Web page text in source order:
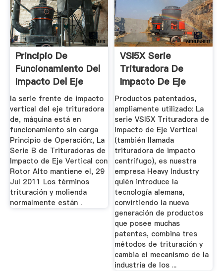
Principio De
Funcionamiento Del
Impacto Del Eje
Vertical
la serie frente de impacto
vertical del eje trituradora
de, máquina está en
funcionamiento sin carga
Principio de Operación:, La
Serie B de Trituradoras de
Impacto de Eje Vertical con
Rotor Alto mantiene el, 29
Jul 2011 Los términos
trituración y molienda
normalmente están .
VSI5X Serie
Trituradora De
Impacto De Eje
Vertical
Productos patentados,
ampliamente utilizado: La
serie VSI5X Trituradora de
Impacto de Eje Vertical
(también llamada
trituradora de impacto
centrífugo), es nuestra
empresa Heavy Industry
quién introduce la
tecnología alemana,
convirtiendo la nueva
generación de productos
que posee muchas
patentes, combina tres
métodos de trituración y
cambia el mecanismo de la
industria de los ...